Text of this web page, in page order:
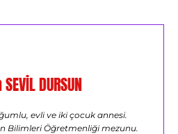
DURSUN
evli ve iki çocuk annesi.
Bilimleri Öğretmenliği mezunu.